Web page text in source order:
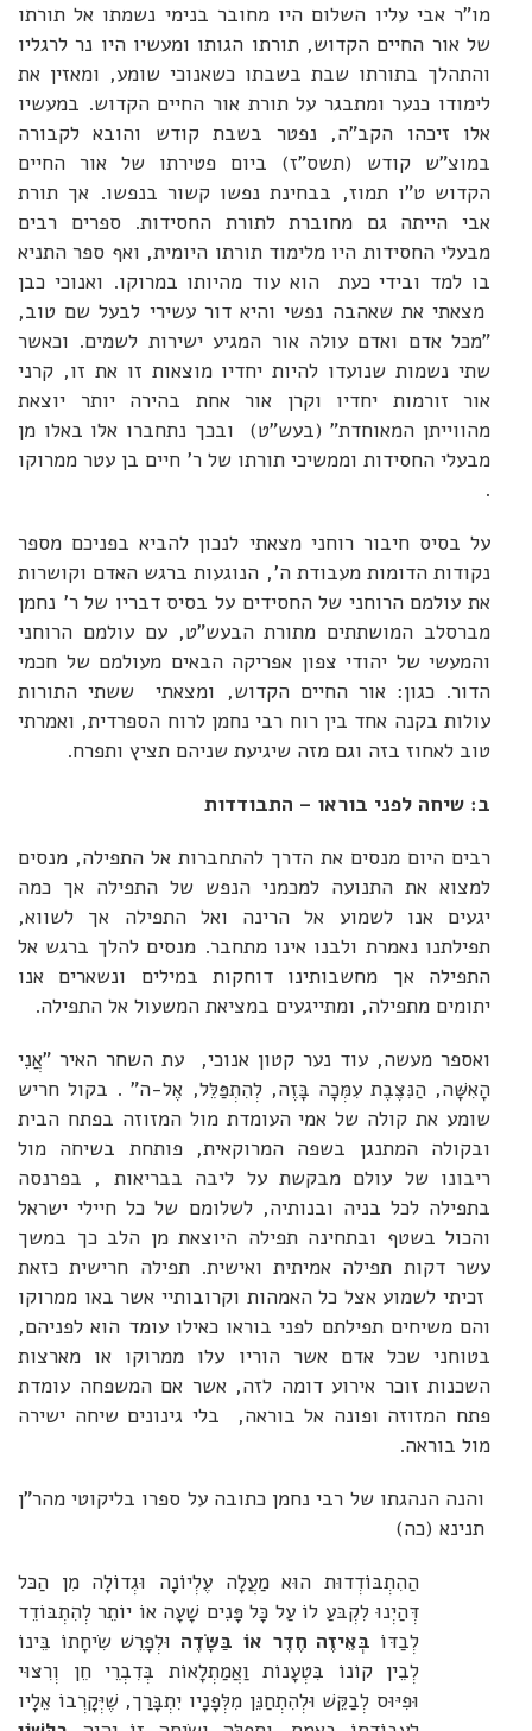
מו"ר אבי עליו השלום היו מחובר בנימי נשמתו אל תורתו
של אור החיים הקדוש, תורתו הגותו ומעשיו היו נר לרגליו
והתהלך בתורתו שבת בשבתו כשאנוכי שומע, ומאזין את
לימודו כנער ומתבגר על תורת אור החיים הקדוש. במעשיו
אלו זיכהו הקב"ה, נפטר בשבת קודש והובא לקבורה
במוצ"ש קודש (תשס"ז) ביום פטירתו של אור החיים
הקדוש ט"ו תמוז, בבחינת נפשו קשור בנפשו. אך תורת
אבי הייתה גם מחוברת לתורת החסידות. ספרים רבים
מבעלי החסידות היו מלימוד תורתו היומית, ואף ספר התניא
בו למד ובידי כעת הוא עוד מהיותו במרוקו. ואנוכי כבן
מצאתי את שאהבה נפשי והיא דור עשירי לבעל שם טוב,
"מכל אדם ואדם עולה אור המגיע ישירות לשמים. וכאשר
שתי נשמות שנועדו להיות יחדיו מוצאות זו את זו, קרני
אור זורמות יחדיו וקרן אור אחת בהירה יותר יוצאת
מהווייתן המאוחדת" (בעש"ט) ובכך נתחברו אלו באלו מן
מבעלי החסידות וממשיכי תורתו של ר' חיים בן עטר ממרוקו
.
על בסיס חיבור רוחני מצאתי לנכון להביא בפניכם מספר
נקודות הדומות מעבודת ה', הנוגעות ברגש האדם וקושרות
את עולמם הרוחני של החסידים על בסיס דבריו של ר' נחמן
מברסלב המושתתים מתורת הבעש"ט, עם עולמם הרוחני
והמעשי של יהודי צפון אפריקה הבאים מעולמם של חכמי
הדור. כגון: אור החיים הקדוש, ומצאתי ששתי התורות
עולות בקנה אחד בין רוח רבי נחמן לרוח הספרדית, ואמרתי
טוב לאחוז בזה וגם מזה שיגיעת שניהם תציץ ותפרח.
ב: שיחה לפני בוראו – התבודדות
רבים היום מנסים את הדרך להתחברות אל התפילה, מנסים
למצוא את התנועה למכמני הנפש של התפילה אך כמה
יגעים אנו לשמוע אל הרינה ואל התפילה אך לשווא,
תפילתנו נאמרת ולבנו אינו מתחבר. מנסים להלך ברגש אל
התפילה אך מחשבותינו דוחקות במילים ונשארים אנו
יתומים מתפילה, ומתייגעים במציאת המשעול אל התפילה.
ואספר מעשה, עוד נער קטון אנוכי, עת השחר האיר "אֲנִי
הָאִשָּׁה, הַנִּצֶּבֶת עִמְּכָה בָּזֶה, לְהִתְפַּלֵּל, אֶל-ה" . בקול חריש
שומע את קולה של אמי העומדת מול המזוזה בפתח הבית
ובקולה המתנגן בשפה המרוקאית, פותחת בשיחה מול
ריבונו של עולם מבקשת על ליבה בבריאות , בפרנסה
בתפילה לכל בניה ובנותיה, לשלומם של כל חיילי ישראל
והכול בשטף ובתחינה תפילה היוצאת מן הלב כך במשך
עשר דקות תפילה אמיתית ואישית. תפילה חרישית כזאת
זכיתי לשמוע אצל כל האמהות וקרובותיי אשר באו ממרוקו
והם משיחים תפילתם לפני בוראו כאילו עומד הוא לפניהם,
בטוחני שכל אדם אשר הוריו עלו ממרוקו או מארצות
השכנות זוכר אירוע דומה לזה, אשר אם המשפחה עומדת
פתח המזוזה ופונה אל בוראה, בלי גינונים שיחה ישירה
מול בוראה.
והנה הנהגתו של רבי נחמן כתובה על ספרו בליקוטי מהר"ן
תנינא (כה)
הַהִתְבּוֹדְדוּת הוּא מַעֲלָה עֶלְיוֹנָה וּגְדוֹלָה מִן הַכּל
דְּהַיְנוּ לִקְבּעַ לוֹ עַל כָּל פָּנִים שָׁעָה אוֹ יוֹתֵר לְהִתְבּוֹדֵד
לְבַדּוֹ בְּאֵיזֶה חֶדֶר אוֹ בַּשָּׂדֶה וּלְפָרֵשׁ שִׂיחָתוֹ בֵּינוֹ
לְבֵין קוֹנוֹ בִּטְעָנוֹת וַאֲמַתְלָאוֹת בְּדִבְרֵי חֵן וְרִצּוּי
וּפִיּוּס לְבַקֵּשׁ וּלְהִתְחַנֵּן מִלְּפָנָיו יִתְבָּרַך, שֶׁיְּקָרְבוֹ אֵלָיו